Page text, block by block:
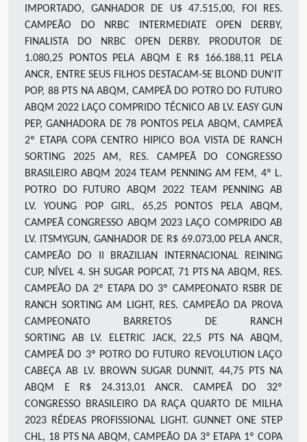
IMPORTADO, GANHADOR DE U$ 47.515,00, FOI RES.
CAMPEÃO DO NRBC INTERMEDIATE OPEN DERBY,
FINALISTA DO NRBC OPEN DERBY. PRODUTOR DE
1.080,25 PONTOS PELA ABQM E R$ 166.188,11 PELA
ANCR, ENTRE SEUS FILHOS DESTACAM-SE BLOND DUN'IT
POP, 88 PTS NA ABQM, CAMPEÃ DO POTRO DO FUTURO
ABQM 2022 LAÇO COMPRIDO TÉCNICO AB LV. EASY GUN
PEP, GANHADORA DE 78 PONTOS PELA ABQM, CAMPEÃ
2º ETAPA COPA CENTRO HIPICO BOA VISTA DE RANCH
SORTING 2025 AM,
RES. CAMPEÃ DO CONGRESSO
BRASILEIRO ABQM 2024
TEAM PENNING AM FEM, 4º L.
POTRO DO FUTURO ABQM 2022
TEAM PENNING AB
LV. YOUNG POP GIRL, 65,25PONTOS PELA ABQM,
CAMPEÃ CONGRESSO ABQM 2023 LAÇO COMPRIDO AB
LV. ITSMYGUN, GANHADOR DE R$ 69.073,00 PELA ANCR,
CAMPEÃO DO II BRAZILIAN INTERNACIONAL REINING
CUP, NÍVEL 4. SH SUGAR POPCAT, 71PTS NA ABQM, RES.
CAMPEÃO DA 2º ETAPA DO 3º CAMPEONATO RSBR DE
RANCH SORTING AM
LIGHT, RES. CAMPEÃO DA PROVA
CAMPEONATO BARRETOS DE RANCH
SORTING
AB LV. ELETRIC JACK, 22,5 PTS NA ABQM,
CAMPEÃ DO 3º POTRO DO FUTURO REVOLUTION LAÇO
CABEÇA AB LV. BROWN SUGAR DUNNIT, 44,75PTS NA
ABQM E R$ 24.313,01 ANCR. CAMPEÃ DO 32º
CONGRESSO BRASILEIRO DA RAÇA QUARTO DE MILHA
2023 RÉDEAS PROFISSIONAL LIGHT . GUNNET ONE STEP
CHL, 18PTS NA ABQM, CAMPEÃO DA 3º ETAPA 1º COPA